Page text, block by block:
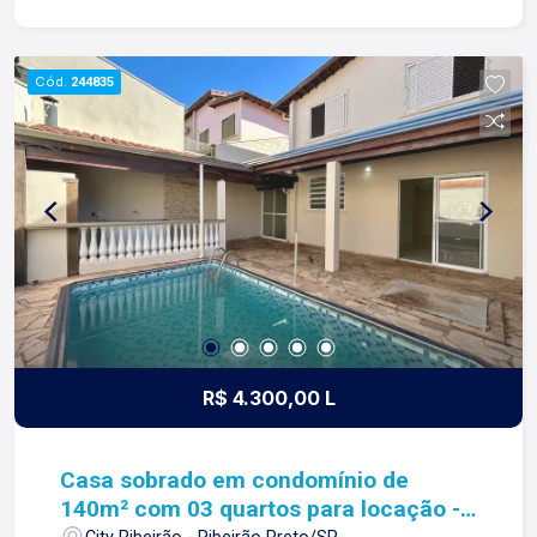
de tudo que fazemos. Todos os dias
construímos laços fortes e indeléveis com
nossos proprietários e clientes. Somos uma
imobiliária que equilibra a tradicionalidade com o
arrojo e a força comercial da atualidade. A Lago é
sua principal imobiliária em Ribeirão Preto!
Cód. 244835
R$ 4.300,00 L
Casa sobrado em condomínio de
140m² com 03 quartos para locação -